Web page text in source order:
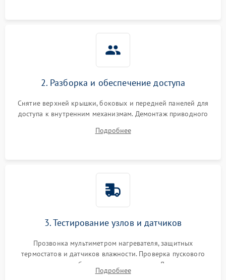
2. Разборка и обеспечение доступа
Снятие верхней крышки, боковых и передней панелей для
доступа к внутренним механизмам. Демонтаж приводного
Обеспечение свободного доступа к ТЭНу, компрессору,
Подробнее
3. Тестирование узлов и датчиков
Прозвонка мультиметром нагревателя, защитных
термостатов и датчиков влажности. Проверка пускового
конденсатора, обмоток мотора и помпы. Для машин с
тепловым насосом — диагностика работы компрессора и
Подробнее